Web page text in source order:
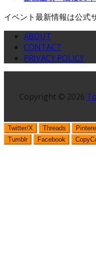
イベント最新情報は公式
ABOUT
CONTACT
PRIVACY POLICY
Copyright © 2026
Twitter/X Threads
Tumblr
Facebook Copy